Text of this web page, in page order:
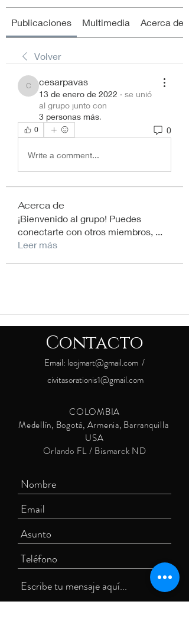
Publicaciones Multimedia Acerca de
Volver
cesarpavas
cesarpavas
13 de enero de 2022 · se unió
al grupo junto con
3 personas más.
0 0
Write a comment...
Acerca de
¡Bienvenido al grupo! Puedes
conectarte con otros miembros, ...
Leer más
Contacto
Email: leojmart@gmail.com /
civitasorationis1@gmail.com
COLOMBIA
Medellín, Bogotá, Armenia, Barranquilla
USA
Orlando FL / Bismarck ND